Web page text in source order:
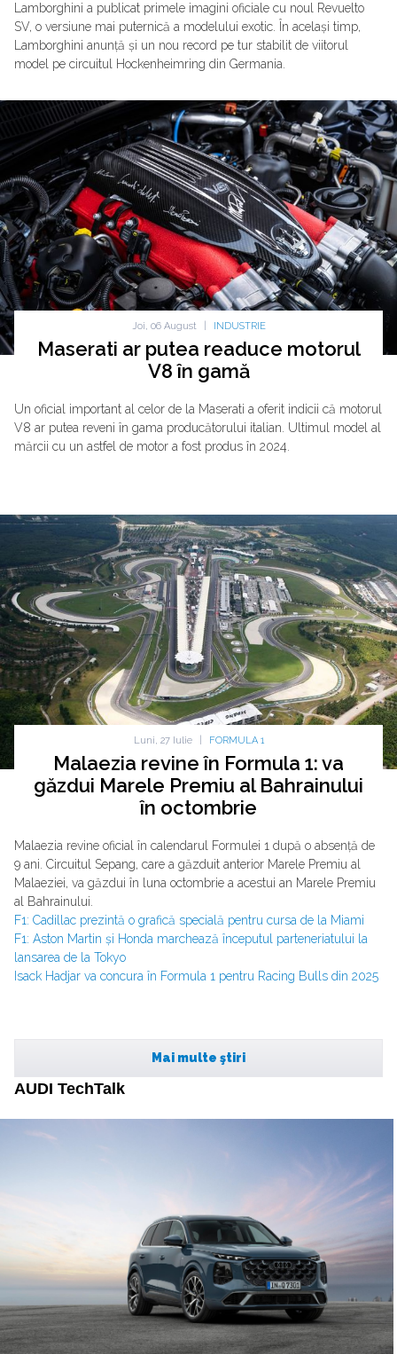
Lamborghini a publicat primele imagini oficiale cu noul Revuelto
SV, o versiune mai puternică a modelului exotic. În același timp,
Lamborghini anunță și un nou record pe tur stabilit de viitorul
model pe circuitul Hockenheimring din Germania.
Joi, 06 August INDUSTRIE
Maserati ar putea readuce motorul
V8 în gamă
Un oficial important al celor de la Maserati a oferit indicii că motorul
V8 ar putea reveni în gama producătorului italian. Ultimul model al
mărcii cu un astfel de motor a fost produs în 2024.
Luni, 27 Iulie FORMULA 1
Malaezia revine în Formula 1: va
găzdui Marele Premiu al Bahrainului
în octombrie
Malaezia revine oficial în calendarul Formulei 1 după o absență de
9 ani. Circuitul Sepang, care a găzduit anterior Marele Premiu al
Malaeziei, va găzdui în luna octombrie a acestui an Marele Premiu
al Bahrainului.
F1: Cadillac prezintă o grafică specială pentru cursa de la Miami
F1: Aston Martin și Honda marchează începutul parteneriatului la
lansarea de la Tokyo
Isack Hadjar va concura în Formula 1 pentru Racing Bulls din 2025
Mai multe ştiri
AUDI TechTalk